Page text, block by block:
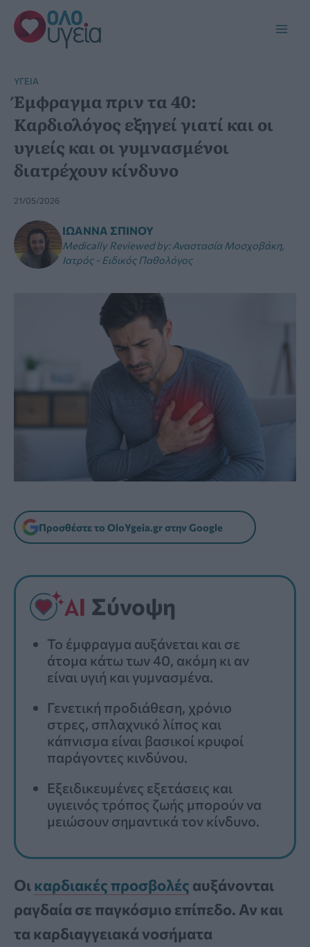
Μετάβαση
στο
περιεχόμενο
YΓΕΊΑ
Έμφραγμα πριν τα 40:
Καρδιολόγος εξηγεί γιατί και οι
υγιείς και οι γυμνασμένοι
διατρέχουν κίνδυνο
21/05/2026
ΙΩΆΝΝΑ ΣΠΊΝΟΥ
Medically Reviewed by: Αναστασία Μοσχοβάκη,
Ιατρός - Ειδικός Παθολόγος
Προσθέστε το OloYgeia.gr στην Google
Σύνοψη
Το έμφραγμα αυξάνεται και σε
άτομα κάτω των 40, ακόμη κι αν
είναι υγιή και γυμνασμένα.
Γενετική προδιάθεση, χρόνιο
στρες, σπλαχνικό λίπος και
κάπνισμα είναι βασικοί κρυφοί
παράγοντες κινδύνου.
Εξειδικευμένες εξετάσεις και
υγιεινός τρόπος ζωής μπορούν να
μειώσουν σημαντικά τον κίνδυνο.
Οικαρδιακές προσβολές αυξάνονται
ραγδαία σε παγκόσμιο επίπεδο. Αν και
τα καρδιαγγειακά νοσήματα